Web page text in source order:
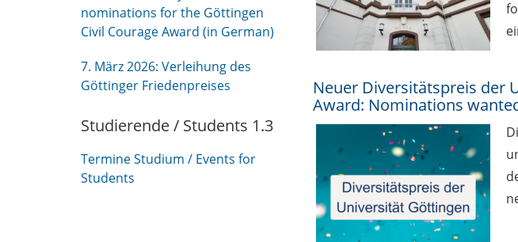
nominations for the Göttingen
Civil Courage Award (in German)
7. März 2026: Verleihung des
Göttinger Friedenpreises
Studierende / Students 1.3
Termine Studium / Events for
Students
Neuer Diversitätspreis der
Award: Nominations